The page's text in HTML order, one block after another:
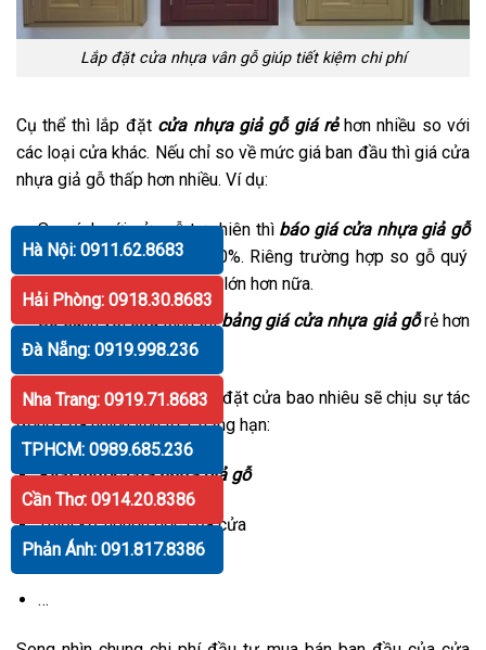
Lắp đặt cửa nhựa vân gỗ giúp tiết kiệm chi phí
Cụ thể thì lắp đặt cửa nhựa giả gỗ giá rẻhơn nhiều so với
các loại cửa khác. Nếu chỉ so về mức giá ban đầu thì giá cửa
nhựa giả gỗ thấp hơn nhiều. Ví dụ:
So sánh với cửa gỗ tự nhiên thì báo giá cửa nhựa giả gỗ
rẻ hơn khoảng 50% – 70%. Riêng trường hợp so gỗ quý
thì sự chênh lệch sẽ còn lớn hơn nữa.
So sánh với cửa kính thìbảng giá cửa nhựa giả gỗrẻ hơn
khoảng 20%– 40%
Tuy nhiên bạn lưu ý giá lắp đặt cửa bao nhiêu sẽ chịu sự tác
động của nhiều yếu tố. Chẳng hạn:
Kích thước cửa nhựa giả gỗ
Thiết kế, nguồn gốc của cửa
Địa chỉ lắp đặt
…
Hà Nội: 0911.62.8683
Hải Phòng: 0918.30.8683
Đà Nẵng: 0919.998.236
Nha Trang: 0919.71.8683
TPHCM: 0989.685.236
Cần Thơ: 0914.20.8386
Phản Ánh: 091.817.8386